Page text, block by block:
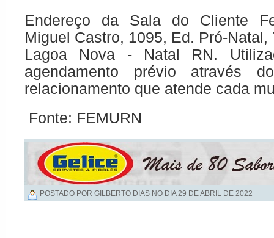
Endereço da Sala do Cliente
Miguel Castro, 1095, Ed. Pró-Natal,
Lagoa Nova - Natal RN.
agendamento prévio através
relacionamento que atende cada
Fonte: FEMURN
POSTADO POR GILBERTO DIAS NO DIA29 DE ABRIL DE 2022